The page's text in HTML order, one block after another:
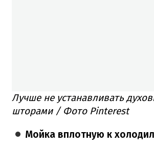
Лучше не устанавливать
шторами / Фото Pinterest
Мойка вплотную к